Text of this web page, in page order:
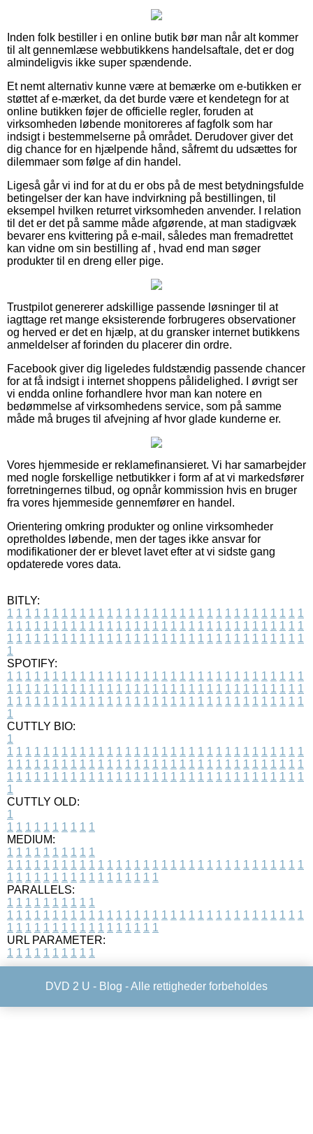
Inden folk bestiller i en online butik bør man når alt kommer
til alt gennemlæse webbutikkens handelsaftale, det er dog
almindeligvis ikke super spændende.
Et nemt alternativ kunne være at bemærke om e-butikken er
støttet af e-mærket, da det burde være et kendetegn for at
online butikken føjer de officielle regler, foruden at
virksomheden løbende monitoreres af fagfolk som har
indsigt i bestemmelserne på området. Derudover giver det
dig chance for en hjælpende hånd, såfremt du udsættes for
dilemmaer som følge af din handel.
Ligeså går vi ind for at du er obs på de mest betydningsfulde
betingelser der kan have indvirkning på bestillingen, til
eksempel hvilken returret virksomheden anvender. I relation
til det er det på samme måde afgørende, at man stadigvæk
bevarer ens kvittering på e-mail, således man fremadrettet
kan vidne om sin bestilling af , hvad end man søger
produkter til en dreng eller pige.
Trustpilot genererer adskillige passende løsninger til at
iagttage ret mange eksisterende forbrugeres observationer
og herved er det en hjælp, at du gransker internet butikkens
anmeldelser af forinden du placerer din ordre.
Facebook giver dig ligeledes fuldstændig passende chancer
for at få indsigt i internet shoppens pålidelighed. I øvrigt ser
vi endda online forhandlere hvor man kan notere en
bedømmelse af virksomhedens service, som på samme
måde må bruges til afvejning af hvor glade kunderne er.
Vores hjemmeside er reklamefinansieret. Vi har samarbejder
med nogle forskellige netbutikker i form af at vi markedsfører
forretningernes tilbud, og opnår kommission hvis en bruger
fra vores hjemmeside gennemfører en handel.
Orientering omkring produkter og online virksomheder
opretholdes løbende, men der tages ikke ansvar for
modifikationer der er blevet lavet efter at vi sidste gang
opdaterede vores data.
BITLY:
1 1 1 1 1 1 1 1 1 1 1 1 1 1 1 1 1 1 1 1 1 1 1 1 1 1 1 1 1 1 1 1 1
1 1 1 1 1 1 1 1 1 1 1 1 1 1 1 1 1 1 1 1 1 1 1 1 1 1 1 1 1 1 1 1 1
1 1 1 1 1 1 1 1 1 1 1 1 1 1 1 1 1 1 1 1 1 1 1 1 1 1 1 1 1 1 1 1 1
1
SPOTIFY:
1 1 1 1 1 1 1 1 1 1 1 1 1 1 1 1 1 1 1 1 1 1 1 1 1 1 1 1 1 1 1 1 1
1 1 1 1 1 1 1 1 1 1 1 1 1 1 1 1 1 1 1 1 1 1 1 1 1 1 1 1 1 1 1 1 1
1 1 1 1 1 1 1 1 1 1 1 1 1 1 1 1 1 1 1 1 1 1 1 1 1 1 1 1 1 1 1 1 1
1
CUTTLY BIO:
1
1 1 1 1 1 1 1 1 1 1 1 1 1 1 1 1 1 1 1 1 1 1 1 1 1 1 1 1 1 1 1 1 1
1 1 1 1 1 1 1 1 1 1 1 1 1 1 1 1 1 1 1 1 1 1 1 1 1 1 1 1 1 1 1 1 1
1 1 1 1 1 1 1 1 1 1 1 1 1 1 1 1 1 1 1 1 1 1 1 1 1 1 1 1 1 1 1 1 1
1
CUTTLY OLD:
1
1 1 1 1 1 1 1 1 1 1
MEDIUM:
1 1 1 1 1 1 1 1 1 1
1 1 1 1 1 1 1 1 1 1 1 1 1 1 1 1 1 1 1 1 1 1 1 1 1 1 1 1 1 1 1 1 1
1 1 1 1 1 1 1 1 1 1 1 1 1 1 1 1 1
PARALLELS:
1 1 1 1 1 1 1 1 1 1
1 1 1 1 1 1 1 1 1 1 1 1 1 1 1 1 1 1 1 1 1 1 1 1 1 1 1 1 1 1 1 1 1
1 1 1 1 1 1 1 1 1 1 1 1 1 1 1 1 1
URL PARAMETER:
1 1 1 1 1 1 1 1 1 1
DVD 2 U - Blog - Alle rettigheder forbeholdes